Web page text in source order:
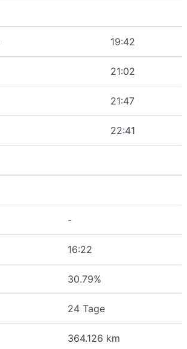
19:42
21:02
21:47
22:41
-
16:22
30.79%
24 Tage
364.126 km